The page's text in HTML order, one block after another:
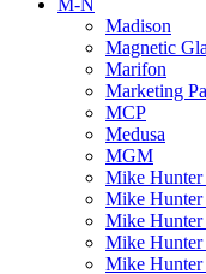
M-N
Madison
Magnetic
Marifon
Marketing
MCP
Medusa
MGM
Mike Hunter
Mike Hunter
Mike Hunter
Mike Hunter
Mike Hunter